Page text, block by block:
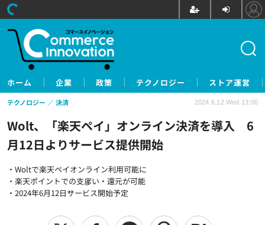
ホーム 企業 政策 テクノロジー ストア運営
Wolt、「楽天ペイ」オンライン決済を導入 6
月12日よりサービス提供開始
・Woltで楽天ペイオンライン利用可能に
・楽天ポイントでの支扅い・還元が可能
・2024年6月12日サービス開始予定
テクノロジー 決済 2024.6.12 Wed 13:00